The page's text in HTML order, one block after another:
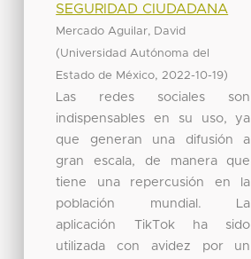
SEGURIDAD CIUDADANA
Mercado Aguilar, David
(Universidad Autónoma del
Estado de México, 2022-10-19)
Las redes sociales son
indispensables en su uso, ya
que generan una difusión a
gran escala, de manera que
tiene una repercusión en la
población mundial. La
aplicación TikTok ha sido
utilizada con avidez por un